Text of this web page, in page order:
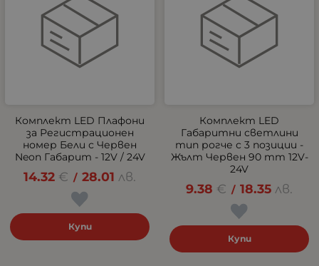
Комплект LED Плафони
за Регистрационен
номер Бели с Червен
Neon Габарит - 12V / 24V
14.32 € / 28.01 лв.
Купи
Комплект LED
Габаритни светлини
тип рогче с 3 позиции -
Жълт Червен 90 mm 12V-
24V
9.38 € / 18.35 лв.
Купи